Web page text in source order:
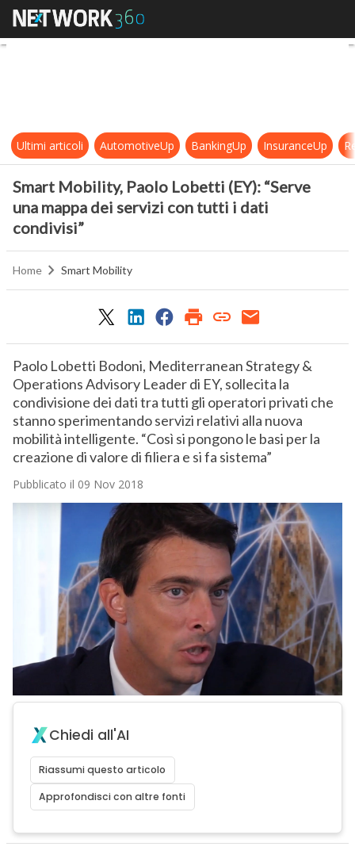
Smart Mobility, Paolo Lobetti
Ultimi articoli AutomotiveUp BankingUp InsuranceUp
Smart Mobility, Paolo Lobetti (EY): “Serve
una mappa dei servizi con tutti i dati
condivisi”
Home Smart Mobility
Paolo Lobetti Bodoni, Mediterranean Strategy &
Operations Advisory Leader di EY, sollecita la
condivisione dei dati tra tutti gli operatori privati che
stanno sperimentando servizi relativi alla nuova
mobilità intelligente. “Così si pongono le basi per la
creazione di valore di filiera e si fa sistema”
Pubblicato il 09 Nov 2018
Chiedi all'AI
Riassumi questo articolo
Approfondisci con altre fonti